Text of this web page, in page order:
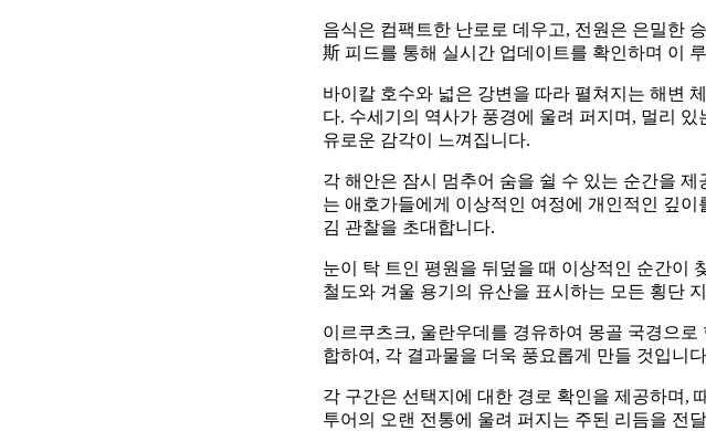
음식은 컴팩트한 난로로 데우고, 전원은 은밀한
斯 피드를 통해 실시간 업데이트를 확인하며 이
바이칼 호수와 넓은 강변을 따라 펼쳐지는 해변
다. 수세기의 역사가 풍경에 울려 퍼지며, 멀리
유로운 감각이 느껴집니다.
각 해안은 잠시 멈추어 숨을 쉴 수 있는 순간을
는 애호가들에게 이상적인 여정에 개인적인 깊
김 관찰을 초대합니다.
눈이 탁 트인 평원을 뒤덮을 때 이상적인 순간이
철도와 겨울 용기의 유산을 표시하는 모든 횡단
이르쿠츠크, 울란우데를 경유하여 몽골 국경으
합하여, 각 결과물을 더욱 풍요롭게 만들 것입니
각 구간은 선택지에 대한 경로 확인을 제공하며,
투어의 오랜 전통에 울려 퍼지는 주된 리듬을 전